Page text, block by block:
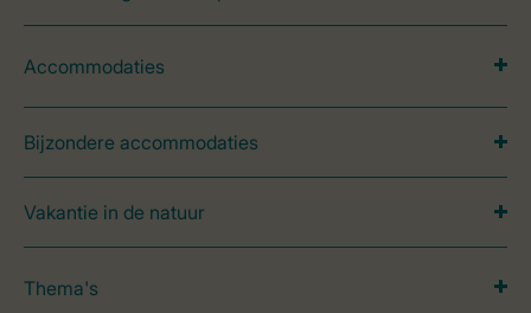
Accommodaties
Bijzondere accommodaties
Vakantie in de natuur
Thema's